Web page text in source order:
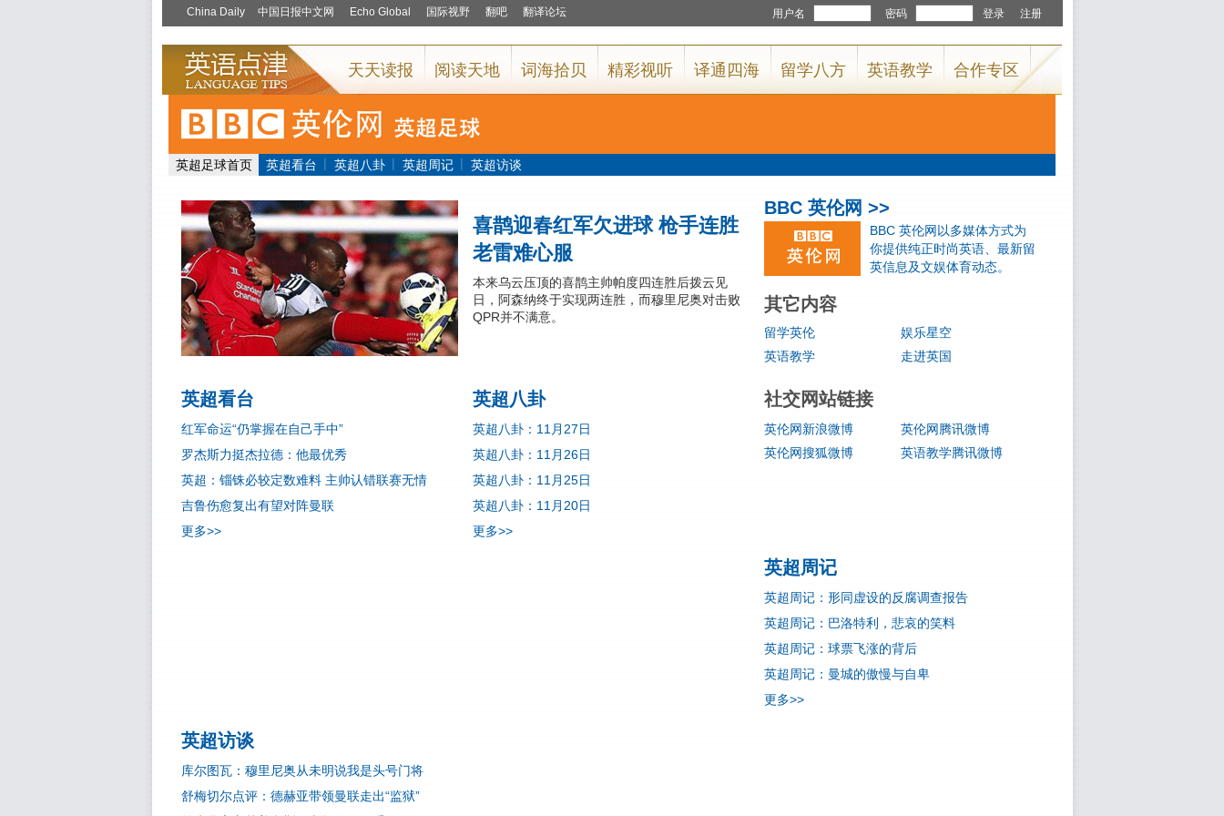
英超足球首页 英超看台 | 英超八卦 | 英超周记 | 英超访谈
喜鹊迎春红军欠进球 枪手连胜
老雷难心服
本来乌云压顶的喜鹊主帅帕度四连胜后拨云见
日，阿森纳终于实现两连胜，而穆里尼奥对击败
QPR并不满意。
BBC 英伦网 >>
BBC 英伦网以多媒体方式为
你提供纯正时尚英语、最新留
英信息及文娱体育动态。
其它内容
留学英伦
娱乐星空
英语教学
走进英国
英超看台
红军命运“仍掌握在自己手中”
罗杰斯力挺杰拉德：他最优秀
英超：锱铢必较定数难料 主帅认错联赛无情
吉鲁伤愈复出有望对阵曼联
更多>>
英超八卦
英超八卦：11月27日
英超八卦：11月26日
英超八卦：11月25日
英超八卦：11月20日
更多>>
社交网站链接
英伦网新浪微博
英伦网腾讯微博
英伦网搜狐微博
英语教学腾讯微博
英超周记
英超周记：形同虚设的反腐调查报告
英超周记：巴洛特利，悲哀的笑料
英超周记：球票飞涨的背后
英超周记：曼城的傲慢与自卑
更多>>
英超访谈
库尔图瓦：穆里尼奥从未明说我是头号门将
舒梅切尔点评：德赫亚带领曼联走出“监狱”